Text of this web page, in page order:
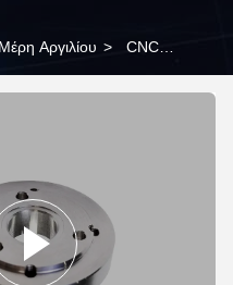
Αργιλίου > CNC